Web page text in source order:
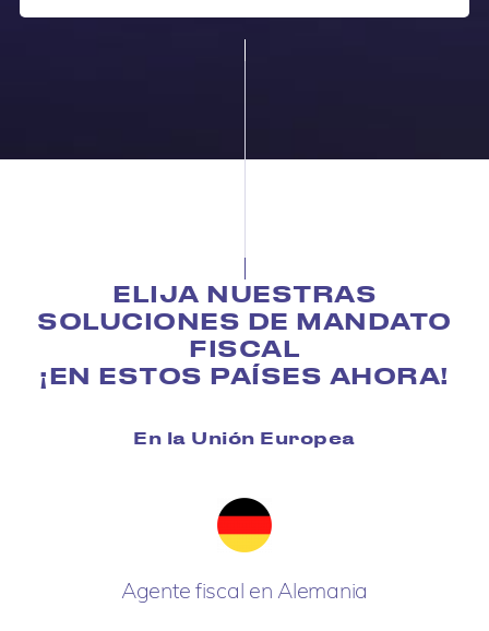
ELIJA NUESTRAS
SOLUCIONES DE MANDATO
FISCAL
¡EN ESTOS PAÍSES AHORA!
En la Unión Europea
Agente fiscal en Alemania